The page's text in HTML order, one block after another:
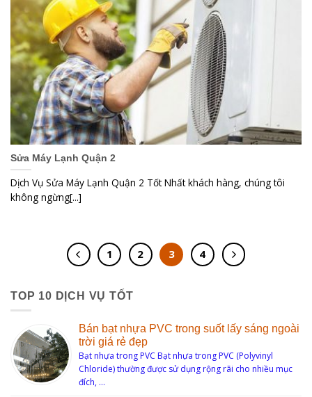
Sửa Máy Lạnh Quận 2
Dịch Vụ Sửa Máy Lạnh Quận 2 Tốt Nhất khách hàng, chúng tôi
không ngừng[...]
1 2 3 4
TOP 10 DỊCH VỤ TỐT
Bán bạt nhựa PVC trong suốt lấy sáng ngoài
trời giá rẻ đẹp
Bạt nhựa trong PVC Bạt nhựa trong PVC (Polyvinyl
Chloride) thường được sử dụng rộng rãi cho nhiều mục
đích, …